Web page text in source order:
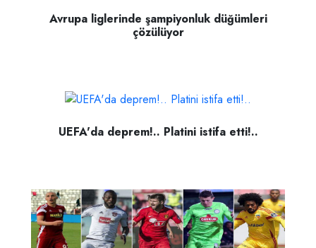
Avrupa liglerinde şampiyonluk düğümleri
çözülüyor
UEFA'da deprem!.. Platini istifa etti!..